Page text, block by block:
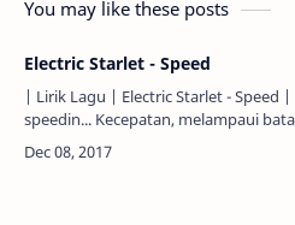
You may like these posts
Electric Starlet - Speed
| Lirik Lagu | Electric Starlet - Speed | Speed,
speedin... Kecepatan, melampaui
Speed, speedin... Kecepatan,
kecepatan...…